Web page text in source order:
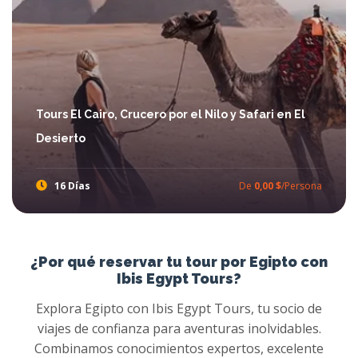
Tours El Cairo, Crucero por el Nilo y Safari en El
Desierto
16 Días De 0,00 $/Persona
¿Por qué reservar tu tour por Egipto con
Ibis Egypt Tours?
Explora Egipto con Ibis Egypt Tours, tu socio de
viajes de confianza para aventuras inolvidables.
Combinamos conocimientos expertos, excelente